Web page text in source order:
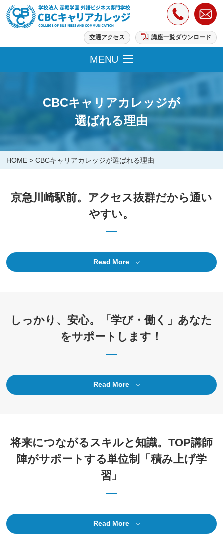
講座一覧ダウンロード
交通アクセス
MENU
CBCキャリアカレッジが
選ばれる理由
HOME >CBCキャリアカレッジが選ばれる理由
京急川崎駅前。アクセス抜群だから通い
やすい。
Read More
しっかり、安心。「学び・働く」あなた
をサポートします！
Read More
将来につながるスキルと知識。TOP講師
陣がサポートする単位制「積み上げ学
習」
Read More